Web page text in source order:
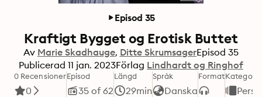
Episod 35
Kraftigt Bygget og Erotisk Buttet
Av Marie Skadhauge Ditte SkrumsagerEpisod 35
Publicerad 11 jan. 2023Förlag Lindhardt og Ringhof
0 Recensioner
0
Episod
35 of 62
Längd
29min
Språk
Danska
FormatKategori